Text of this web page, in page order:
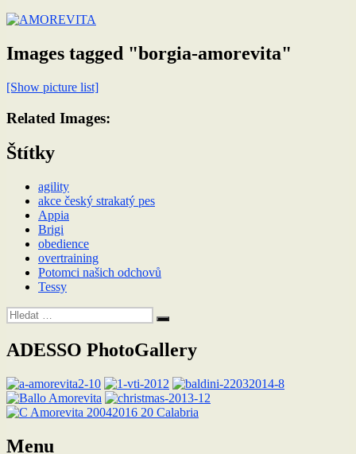
Images tagged "borgia-amorevita"
[Show picture list]
Related Images:
Štítky
agility
akce český strakatý pes
Appia
Brigi
obedience
overtraining
Potomci našich odchovů
Tessy
Hledat:
Hledání
ADESSO PhotoGallery
Menu